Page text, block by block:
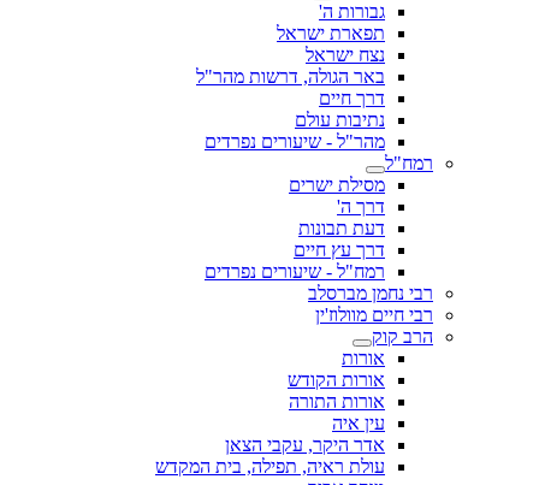
גבורות ה'
תפארת ישראל
נצח ישראל
באר הגולה, דרשות מהר"ל
דרך חיים
נתיבות עולם
מהר"ל - שיעורים נפרדים
רמח"ל
מסילת ישרים
דרך ה'
דעת תבונות
דרך עץ חיים
רמח"ל - שיעורים נפרדים
רבי נחמן מברסלב
רבי חיים מוולוז'ין
הרב קוק
אורות
אורות הקודש
אורות התורה
עין איה
אדר היקר, עקבי הצאן
עולת ראיה, תפילה, בית המקדש